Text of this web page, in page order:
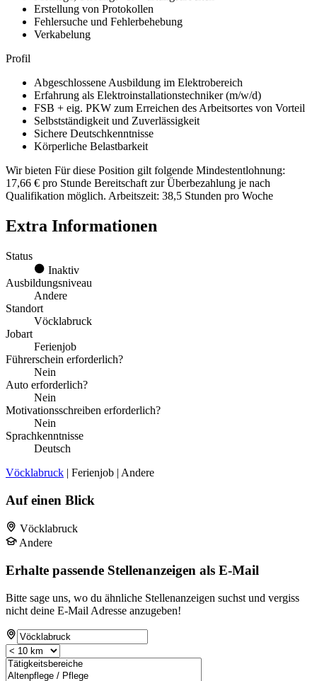
Erstellung von Protokollen
Fehlersuche und Fehlerbehebung
Verkabelung
Profil
Abgeschlossene Ausbildung im Elektrobereich
Erfahrung als Elektroinstallationstechniker (m/w/d)
FSB + eig. PKW zum Erreichen des Arbeitsortes von Vorteil
Selbstständigkeit und Zuverlässigkeit
Sichere Deutschkenntnisse
Körperliche Belastbarkeit
Wir bieten Für diese Position gilt folgende Mindestentlohnung:
17,66 € pro Stunde Bereitschaft zur Überbezahlung je nach
Qualifikation möglich. Arbeitszeit: 38,5 Stunden pro Woche
Extra Informationen
Status
Inaktiv
Ausbildungsniveau
Andere
Standort
Vöcklabruck
Jobart
Ferienjob
Führerschein erforderlich?
Nein
Auto erforderlich?
Nein
Motivationsschreiben erforderlich?
Nein
Sprachkenntnisse
Deutsch
Vöcklabruck | Ferienjob | Andere
Auf einen Blick
Vöcklabruck
Andere
Erhalte passende Stellenanzeigen als E-Mail
Bitte sage uns, wo du ähnliche Stellenanzeigen suchst und vergiss
nicht deine E-Mail Adresse anzugeben!